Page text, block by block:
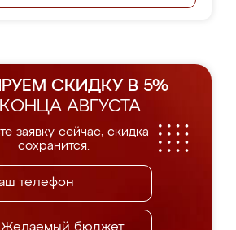
СКИДКУ В 5%
АВГУСТА
заявку сейчас, скидка
сохранится.